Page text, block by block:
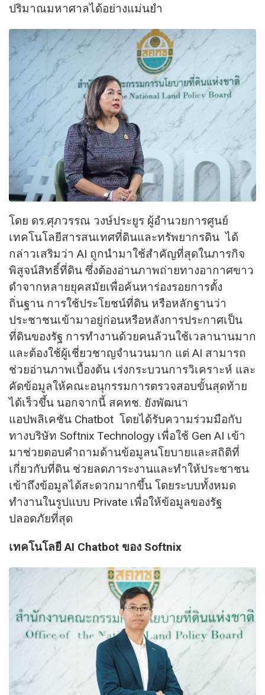
ปริมาณมหาศาลได้อย่างแม่นยำ
โดย ดร.ศุภวรรณ วงษ์ประยูร ผู้อำนวยการศูนย์
เทคโนโลยีสารสนเทศที่ดินและทรัพยากรดิน ได้
กล่าวเสริมว่า AI ถูกนำมาใช้สำคัญที่สุดในภารกิจ
พิสูจน์สิทธิ์ที่ดิน ซึ่งต้องอ่านภาพถ่ายทางอากาศขาว
ดำจากหลายยุคสมัยเพื่อค้นหาร่องรอยการตั้ง
ถิ่นฐาน การใช้ประโยชน์ที่ดิน หรือหลักฐานว่า
ประชาชนเข้ามาอยู่ก่อนหรือหลังการประกาศเป็น
ที่ดินของรัฐ การทำงานด้วยคนล้วนใช้เวลานานมาก
และต้องใช้ผู้เชี่ยวชาญจำนวนมาก แต่ AI สามารถ
ช่วยอ่านภาพเบื้องต้น เร่งกระบวนการวิเคราะห์ และ
คัดข้อมูลให้คณะอนุกรรมการตรวจสอบขั้นสุดท้าย
ได้เร็วขึ้น นอกจากนี้ สคทช. ยังพัฒนา
แอปพลิเคชัน Chatbot โดยได้รับความร่วมมือกับ
ทางบริษัท Softnix Technology เพื่อใช้ Gen AI เข้า
มาช่วยตอบคำถามด้านข้อมูลนโยบายและสถิติที่
เกี่ยวกับที่ดิน ช่วยลดภาระงานและทำให้ประชาชน
เข้าถึงข้อมูลได้สะดวกมากขึ้น โดยระบบทั้งหมด
ทำงานในรูปแบบ Private เพื่อให้ข้อมูลของรัฐ
ปลอดภัยที่สุด
เทคโนโลยี AI Chatbot ของ Softnix